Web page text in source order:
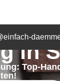
in
Top-